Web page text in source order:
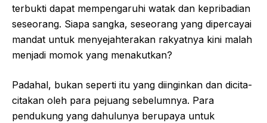
terbukti dapat mempengaruhi watak dan kepribadian
seseorang. Siapa sangka, seseorang yang dipercayai
mandat untuk menyejahterakan rakyatnya kini malah
menjadi momok yang menakutkan?
Padahal, bukan seperti itu yang diinginkan dan dicita-
citakan oleh para pejuang sebelumnya. Para
pendukung yang dahulunya berupaya untuk